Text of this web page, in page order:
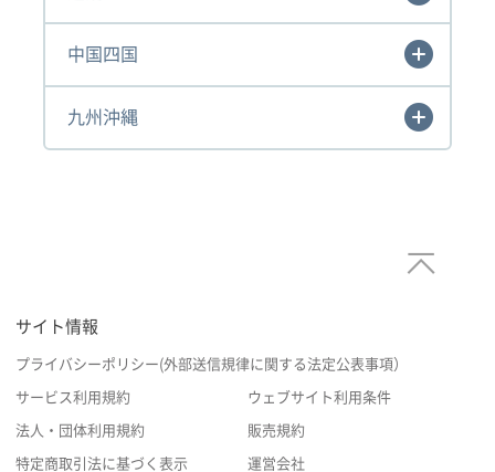
中国四国
九州沖縄
サイト情報
プライバシーポリシー(外部送信規律に関する法定公表事項）
サービス利用規約 ウェブサイト利用条件
法人・団体利用規約 販売規約
特定商取引法に基づく表示 運営会社